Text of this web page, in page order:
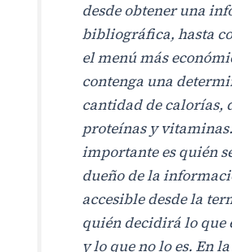
desde obtener una
bibliográfica, hasta
el menú más
contenga una
cantidad de calorías,
proteínas y
importante es quién
dueño de la
accesible desde la
quién decidirá lo que
y lo que no lo es. En